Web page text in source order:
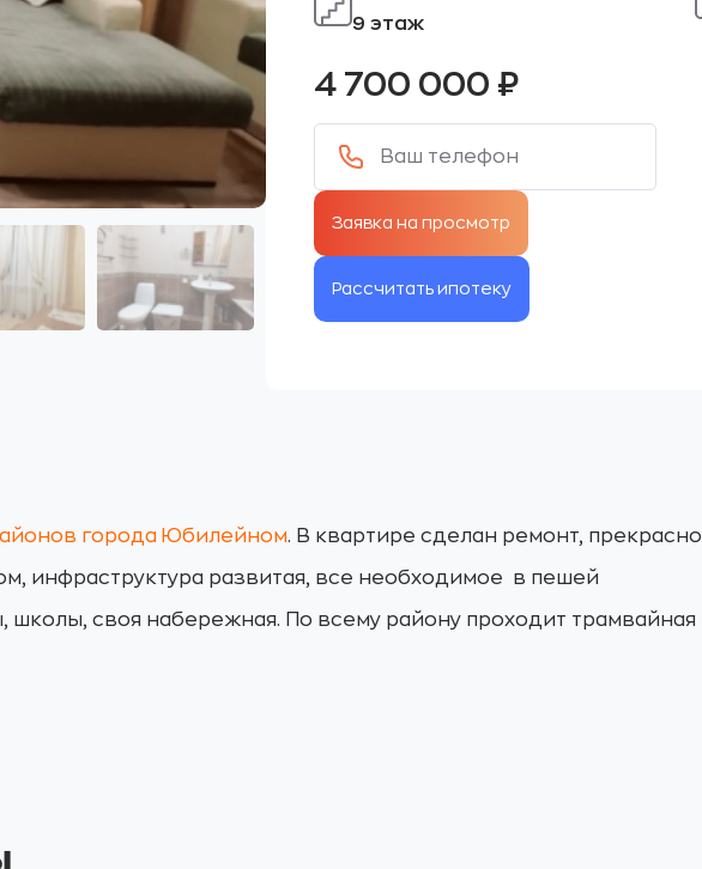
9 этаж
4 700 000 ₽
Рассчитать ипотеку
города Юбилейном. В квартире сделан ремонт, прекрасно
инфраструктура развитая, все необходимое в пешей
своя набережная. По всему району проходит трамвайная